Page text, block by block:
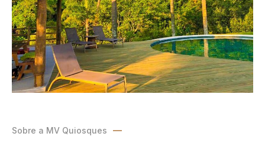
Sobre a MV Quiosques